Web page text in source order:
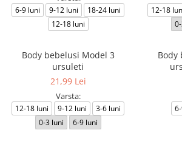
6-9 luni 9-12 luni
18-24 luni
12-18 luni
12-18
Body bebelusi Model 3
ursuleti
21,99 Lei
Varsta:
12-18 luni 9-12 luni
3-6 luni
0-3 luni
6-9 luni
Body